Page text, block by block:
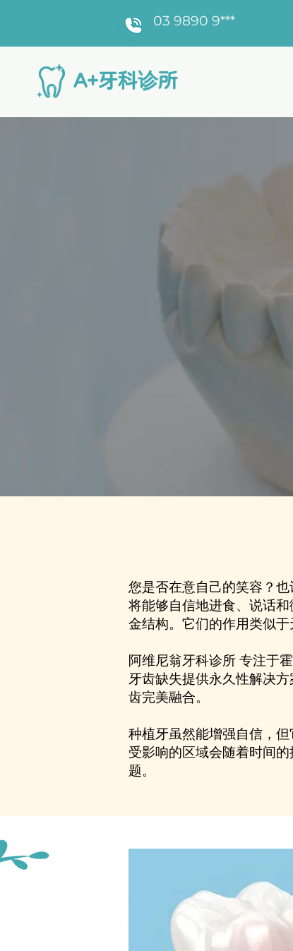
03 9890 9***
​A+牙科诊所
您是否在意自己的笑容？
将能够自信地进食、说话
金结构。它们的作用类似
阿维尼翁牙科诊所 专注于
牙齿缺失提供永久性解决
齿完美融合。
种植牙虽然能增强自信，
受影响的区域会随着时间
题。